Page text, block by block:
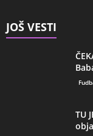
JOŠ VESTI
TU